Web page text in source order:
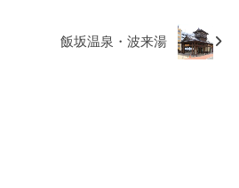
飯坂温泉・波来湯